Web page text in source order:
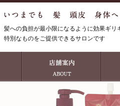
髪への負担が最小限になるように効果ギ
特別なものをご提供できるサロンです